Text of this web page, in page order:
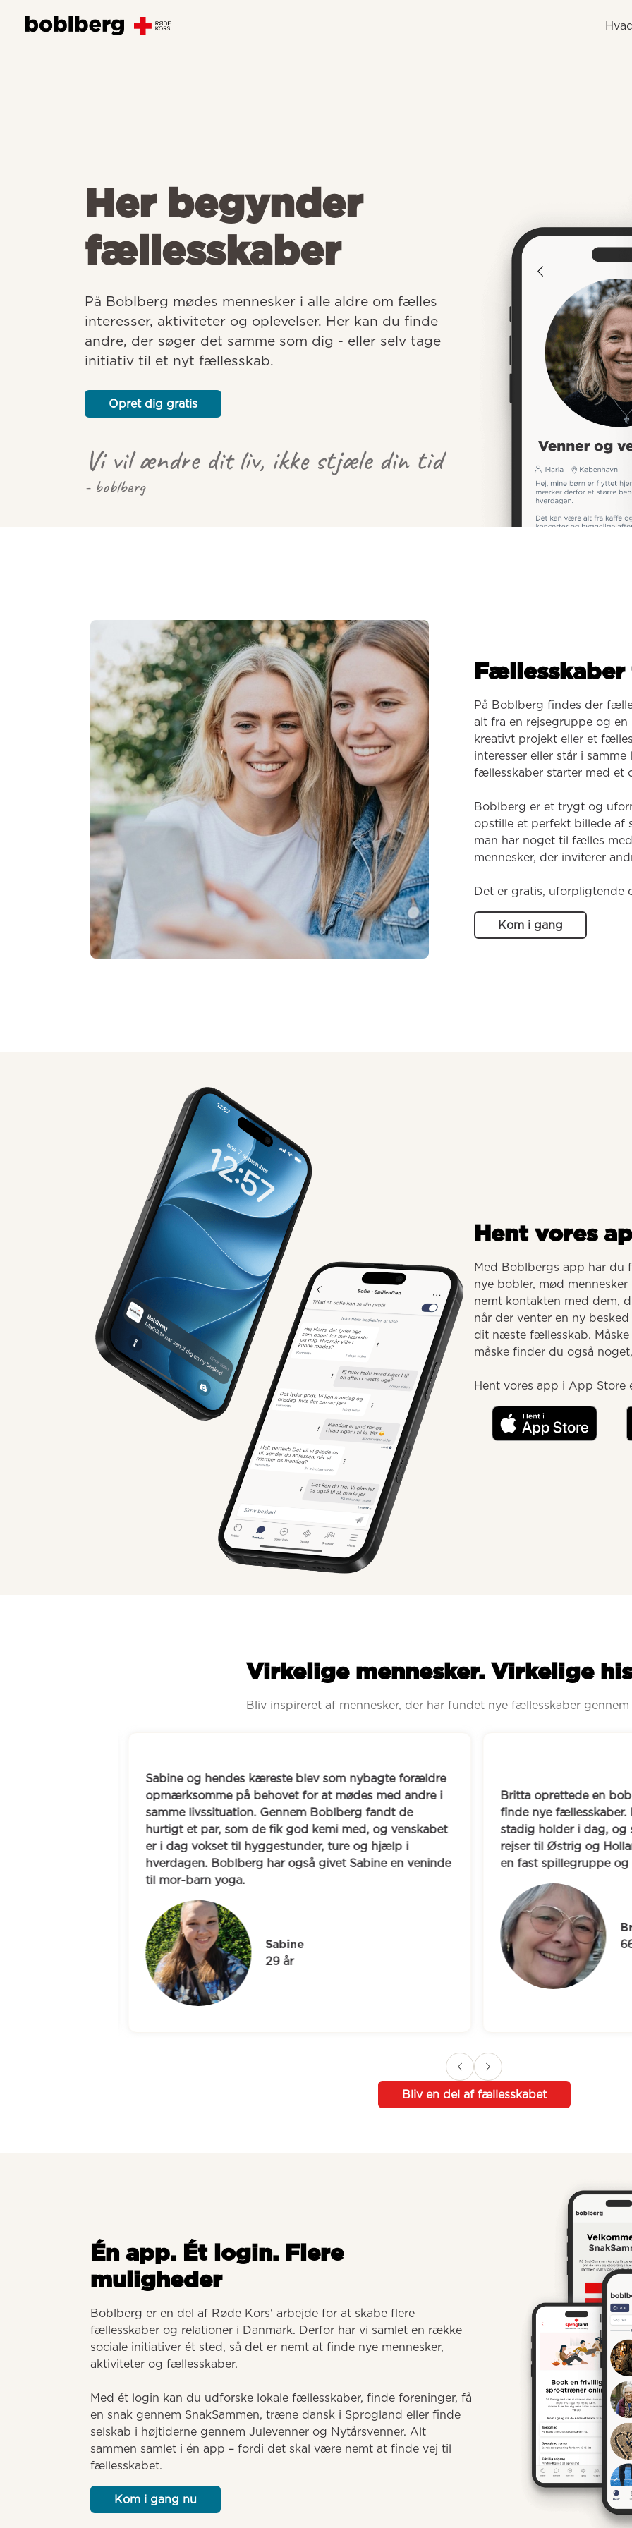
Her begynder
fællesskaber
På Boblberg mødes mennesker i alle aldre om fælles
interesser, aktiviteter og oplevelser. Her kan du finde
andre, der søger det samme som dig - eller selv tage
initiativ til et nyt fællesskab.
Opret dig gratis
Vi vil ændre dit liv, ikke stjæle din tid
- boblberg
På Boblberg findes der
alt fra en rejsegruppe og
kreativt projekt eller et
interesser eller står i
fællesskaber starter med et
Boblberg er et trygt og
opstille et perfekt billede af
man har noget til fælles
mennesker, der inviterer
Det er gratis, uforpligtende
Kom i gang
Hent vores
Med Boblbergs app har du
nye bobler, mød
nemt kontakten med dem,
når der venter en ny
dit næste fællesskab. Måske
måske finder du også
Hent vores app i App Store
Virkelige mennesker. Virkelige
Bliv inspireret af mennesker, der har fundet nye fællesskaber
Sabine og hendes kæreste blev som nybagte forældre
opmærksomme på behovet for at mødes med andre i
samme livssituation. Gennem Boblberg fandt de
hurtigt et par, som de fik god kemi med, og venskabet
er i dag vokset til hyggestunder, ture og hjælp i
hverdagen. Boblberg har også givet Sabine en veninde
til mor-barn yoga.
Sabine
29 år
Britta oprettede en
finde nye fællesskaber.
stadig holder i dag, og
rejser til Østrig og
en fast spillegruppe og
Bliv en del af fællesskabet
Én app. Ét login. Flere
muligheder
Boblberg er en del af Røde Kors' arbejde for at skabe flere
fællesskaber og relationer i Danmark. Derfor har vi samlet en række
sociale initiativer ét sted, så det er nemt at finde nye mennesker,
aktiviteter og fællesskaber.
Med ét login kan du udforske lokale fællesskaber, finde foreninger, få
en snak gennem SnakSammen, træne dansk i Sprogland eller finde
selskab i højtiderne gennem Julevenner og Nytårsvenner. Alt
sammen samlet i én app – fordi det skal være nemt at finde vej til
fællesskabet.
Kom i gang nu